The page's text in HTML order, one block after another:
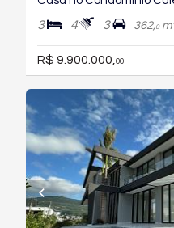
3 4 3 362,0
R$ 9.900.000,00